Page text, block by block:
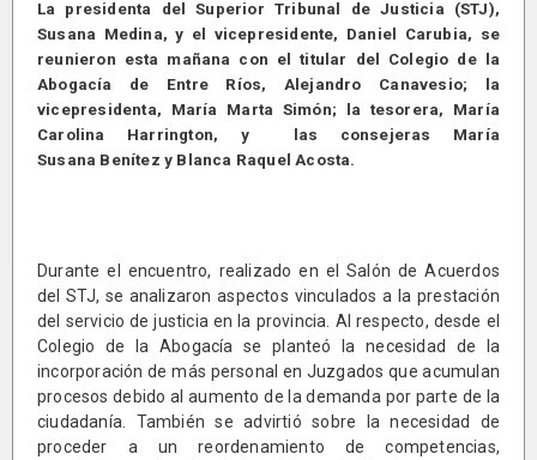
La presidenta del Superior Tribunal de Justicia (STJ),
Susana Medina, y el vicepresidente, Daniel Carubia, se
reunieron esta mañana con el titular del Colegio de la
Abogacía de Entre Ríos, Alejandro Canavesio; la
vicepresidenta, María Marta Simón; la tesorera, María
Carolina Harrington, y las consejeras María
Susana Benítez y Blanca Raquel Acosta.
Durante el encuentro, realizado en el Salón de Acuerdos
del STJ, se analizaron aspectos vinculados a la prestación
del servicio de justicia en la provincia. Al respecto, desde el
Colegio de la Abogacía se planteó la necesidad de la
incorporación de más personal en Juzgados que acumulan
procesos debido al aumento de la demanda por parte de la
ciudadanía. También se advirtió sobre la necesidad de
proceder a un reordenamiento de competencias,